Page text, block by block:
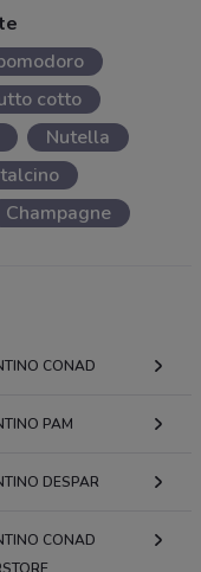
cotto
Nutella
Champagne
CONAD
PAM
DESPAR
CONAD